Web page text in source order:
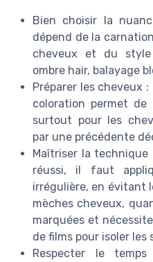
Bien choisir la
dépend de la
cheveux et du style
ombre hair, balayage
Préparer les cheveux
coloration permet de
surtout pour les
par une précédente
Maîtriser la technique
réussi, il faut
irrégulière, en évitant
mèches cheveux,
marquées et
de films pour isoler les
Respecter le